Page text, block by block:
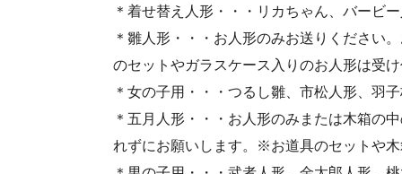
・第37回人形供養祭(令和2年6月8日(月))
・第35回人形供養祭(令和2年2月13日(木))
・第33回人形供養祭(令和元年9月11日(水))
・第31回人形供養祭(平成31年3月13日(水))
・第29回人形供養祭(平成30年5月23日(水))
・第27回人形供養祭(平成29年6月14日(水))
＊着せ替え人形・・・リカちゃん、バービ
＊雛人形・・・お人形のみお送りください
のセットやガラスケース入りのお人形は受
＊女の子用・・・つるし雛、市松人形、羽
＊五月人形・・・お人形のみまたは木箱の
れずにお願いします。※お道具のセットや